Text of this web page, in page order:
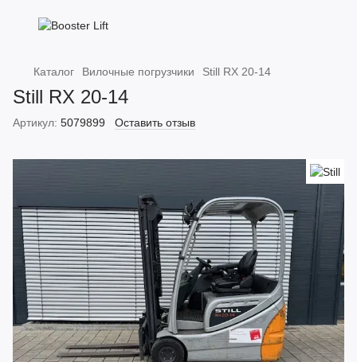
Каталог Вилочные погрузчики Still RX 20-14
Still RX 20-14
Артикул: 5079899 Оставить отзыв